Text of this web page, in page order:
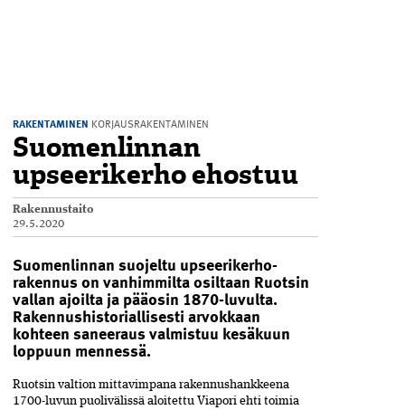
RAKENTAMINEN KORJAUSRAKENTAMINEN
Suomenlinnan
upseerikerho ehostuu
Rakennustaito
29.5.2020
Suomenlinnan suojeltu upseerikerho­
rakennus on vanhimmilta osiltaan Ruotsin
vallan ajoilta ja pääosin 1870-luvulta.
Rakennus­historiallisesti arvokkaan
kohteen saneeraus valmistuu kesäkuun
loppuun mennessä.
Ruotsin valtion mittavimpana rakennushankkeena
1700-luvun puolivälissä aloitettu Viapori ehti toimia